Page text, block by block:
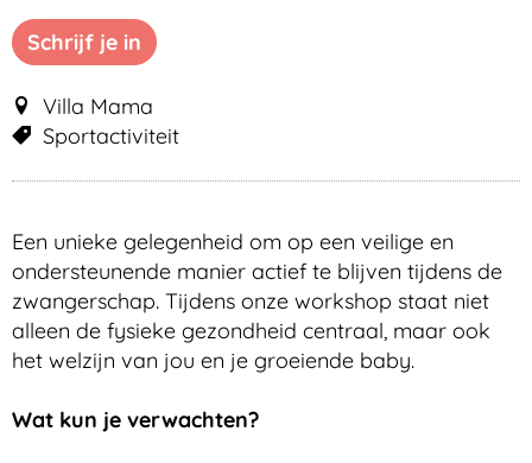
Schrijf je in
Villa Mama
Sportactiviteit
Een unieke gelegenheid om op een veilige en
ondersteunende manier actief te blijven tijdens de
zwangerschap. Tijdens onze workshop staat niet
alleen de fysieke gezondheid centraal, maar ook
het welzijn van jou en je groeiende baby.
Wat kun je verwachten?